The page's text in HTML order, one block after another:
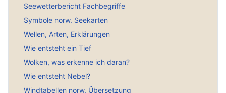
Seewetterbericht Fachbegriffe
Symbole norw. Seekarten
Wellen, Arten, Erklärungen
Wie entsteht ein Tief
Wolken, was erkenne ich daran?
Wie entsteht Nebel?
Windtabellen norw. Übersetzung